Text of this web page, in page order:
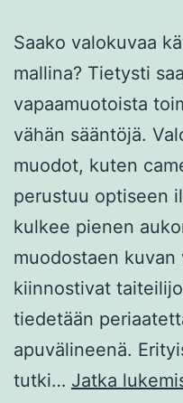
Saako valokuvaa
mallina? Tietysti
vapaamuotoista
vähän sääntöjä.
muodot, kuten
perustuu optiseen
kulkee pienen
muodostaen kuvan
kiinnostivat
tiedetään
apuvälineenä.
tutki… Jatka